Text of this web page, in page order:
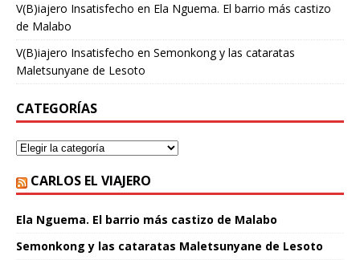
V(B)iajero Insatisfecho en Ela Nguema. El barrio más castizo
de Malabo
V(B)iajero Insatisfecho en Semonkong y las cataratas
Maletsunyane de Lesoto
CATEGORÍAS
CARLOS EL VIAJERO
Ela Nguema. El barrio más castizo de Malabo
Semonkong y las cataratas Maletsunyane de Lesoto